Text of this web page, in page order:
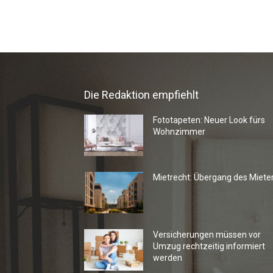
Die Redaktion empfiehlt
Fototapeten: Neuer Look fürs
Wohnzimmer
Mietrecht: Übergang des
Versicherungen müssen vor
Umzug rechtzeitig informiert
werden